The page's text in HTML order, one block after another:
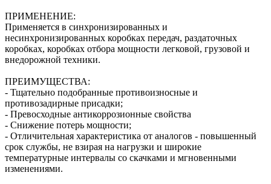
ПРИМЕНЕНИЕ:
Применяется в синхронизированных и
несинхронизированных коробках передач, раздаточных
коробках, коробках отбора мощности легковой, грузовой и
внедорожной техники.
ПРЕИМУЩЕСТВА:
- Тщательно подобранные противоизносные и
противозадирные присадки;
- Превосходные антикоррозионные свойства
- Снижение потерь мощности;
- Отличительная характеристика от аналогов - повышенный
срок службы, не взирая на нагрузки и широкие
температурные интервалы со скачками и мгновенными
изменениями.